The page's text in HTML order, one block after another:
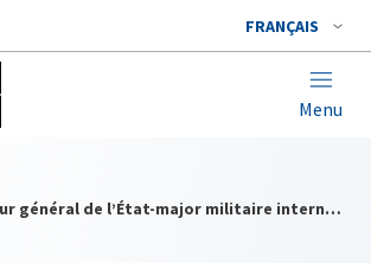
FRANÇAIS
Menu
Visite du directeur général de l’État-major militaire international de l’OTAN en Algérie